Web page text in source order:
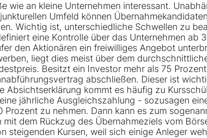
wie an kleine Unternehmen interessant.
Umfeld können
Wichtig ist, unterschiedliche Schwellen zu
eine Kontrolle über das Unternehmen ab
den Aktionären ein freiwilliges Angebot
liegt dies meist über dem
Besitzt ein Investor mehr als 75
abschließen. Dieser ist
Absichtserklärung kommt es häufig zu
jährliche Ausgleichszahlung - sozusagen
zu nehmen. Dann kann es zum
mit dem Rückzug des Übernahmeziels vom
steigenden Kursen, weil sich einige Anleger